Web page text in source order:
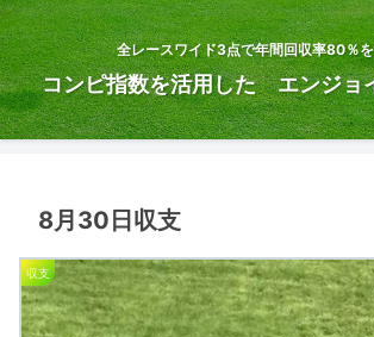
全レースワイド3点で年間回収率80％
コンピ指数を活用した エンジョ
8月30日収支
収支